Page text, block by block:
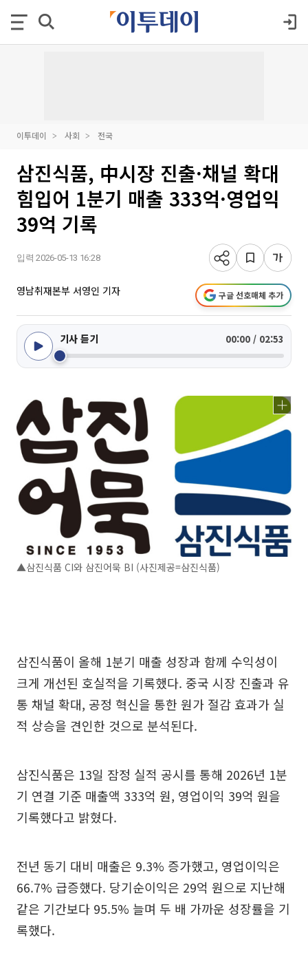
이투데이 사회 전국
삼진식품, 中시장 진출·채널 확대
힘입어 1분기 매출 333억·영업익
39억 기록
입력 2026-05-13 16:28
영남취재본부 서영인 기자 구글 선호매체 추가
기사 듣기 00:00 / 02:53
▲삼진식품 CI와 삼진어묵 BI (사진제공=삼진식품)
삼진식품이 올해 1분기 매출 성장과 함께 수익성이
크게 개선된 호실적을 기록했다. 중국 시장 진출과 유
통 채널 확대, 공정 혁신을 통한 원가 절감 효과가 실
적 상승을 견인한 것으로 분석된다.
삼진식품은 13일 잠정 실적 공시를 통해 2026년 1분
기 연결 기준 매출액 333억 원, 영업이익 39억 원을
기록했다고 밝혔다.
전년 동기 대비 매출은 9.3% 증가했고, 영업이익은
66.7% 급증했다. 당기순이익은 29억 원으로 지난해
같은 기간보다 95.5% 늘며 두 배 가까운 성장률을 기
록했다.